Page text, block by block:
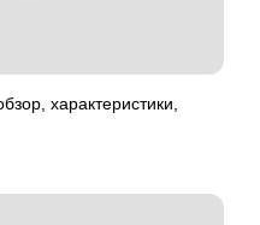
характеристики,